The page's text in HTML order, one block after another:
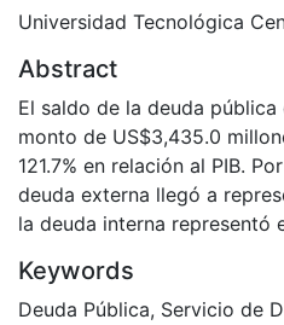
Universidad Tecnológica
Abstract
El saldo de la deuda
monto de US$3,435.0
121.7% en relación al PIB.
deuda externa llegó a
la deuda interna representó
Keywords
Deuda Pública, Servicio de